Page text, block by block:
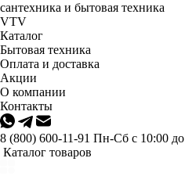
сантехника и бытовая техника
VTV
Каталог
Бытовая техника
Оплата и доставка
Акции
О компании
Контакты
8 (800) 600-11-91 Пн-Сб с 10:00
Каталог товаров